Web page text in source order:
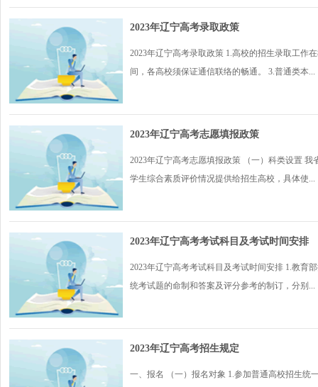
2023年辽宁高考录取政策
2023年辽宁高考录取政策 1.高校的招生录取工作
间，各高校须保证通信联络的畅通。 3.普通类本...
2023年辽宁高考志愿填报政策
2023年辽宁高考志愿填报政策 （一）科类设置
学生综合素质评价情况提供给招生高校，具体使...
2023年辽宁高考考试科目及考试时间安排
2023年辽宁高考考试科目及考试时间安排 1.教育
统考试题的命制和答案及评分参考的制订，分别...
2023年辽宁高考招生规定
一、报名 （一）报名对象 1.参加普通高校招生统